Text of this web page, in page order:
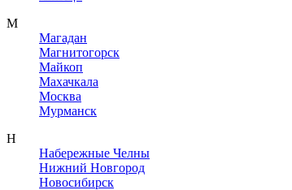
М
Магадан
Магнитогорск
Майкоп
Махачкала
Москва
Мурманск
Н
Набережные Челны
Нижний Новгород
Новосибирск